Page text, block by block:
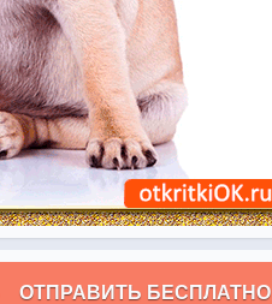
ОТПРАВИТЬ БЕСПЛАТНО